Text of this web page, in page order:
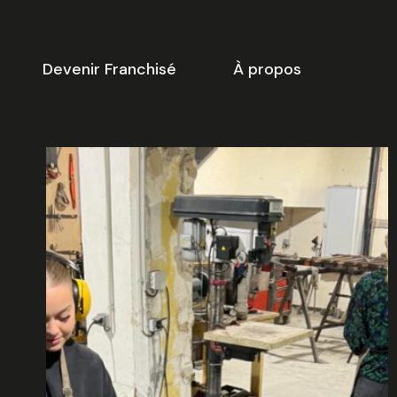
Devenir Franchisé À propos
de créneaux disponibles
la réunion d’information
ligne.